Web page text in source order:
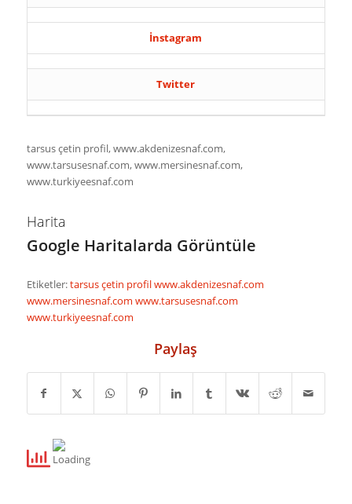
İnstagram
Twitter
tarsus çetin profil, www.akdenizesnaf.com,
www.tarsusesnaf.com, www.mersinesnaf.com,
www.turkiyeesnaf.com
Harita
Google Haritalarda Görüntüle
Etiketler:tarsus çetin profilwww.akdenizesnaf.com
www.mersinesnaf.com www.tarsusesnaf.com
www.turkiyeesnaf.com
Paylaş